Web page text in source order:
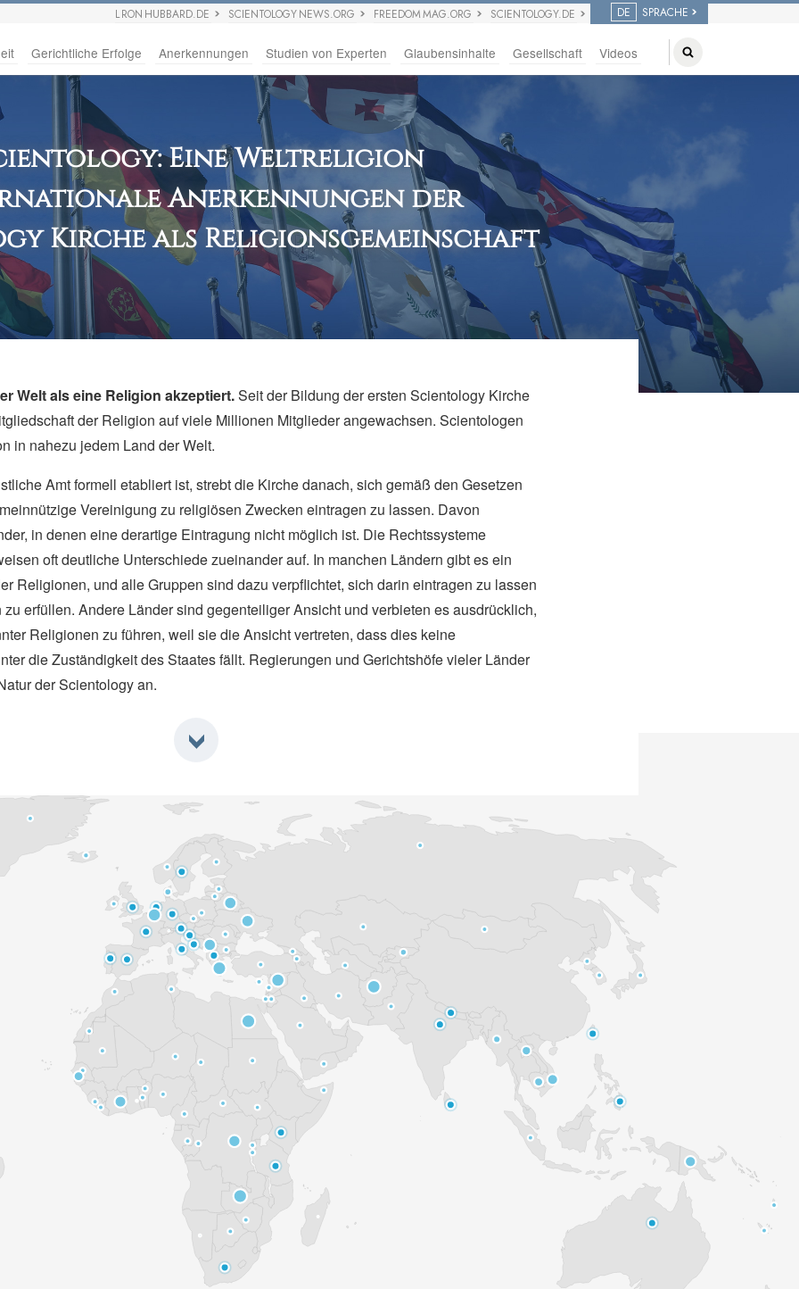
L RON HUBBARD.DE SCIENTOLOGY NEWS.ORG FREEDOM MAG.ORG SCIENTOLOGY.DE DE SPRACHE
Gerichtliche Erfolge Anerkennungen Studien von Experten Glaubensinhalte Gesellschaft Videos
Eine Weltreligion
Anerkennungen der
Kirche als Religionsgemeinschaft
Welt als eine Religion akzeptiert.Seit der Bildung der ersten Scientology Kirche
der Religion auf viele Millionen Mitglieder angewachsen. Scientologen
in nahezu jedem Land der Welt.
Amt formell etabliert ist, strebt die Kirche danach, sich gemäß den Gesetzen
Vereinigung zu religiösen Zwecken eintragen zu lassen. Davon
in denen eine derartige Eintragung nicht möglich ist. Die Rechtssysteme
oft deutliche Unterschiede zueinander auf. In manchen Ländern gibt es ein
Religionen, und alle Gruppen sind dazu verpflichtet, sich darin eintragen zu lassen
erfüllen. Andere Länder sind gegenteiliger Ansicht und verbieten es ausdrücklich,
Religionen zu führen, weil sie die Ansicht vertreten, dass dies keine
die Zuständigkeit des Staates fällt. Regierungen und Gerichtshöfe vieler Länder
der Scientology an.